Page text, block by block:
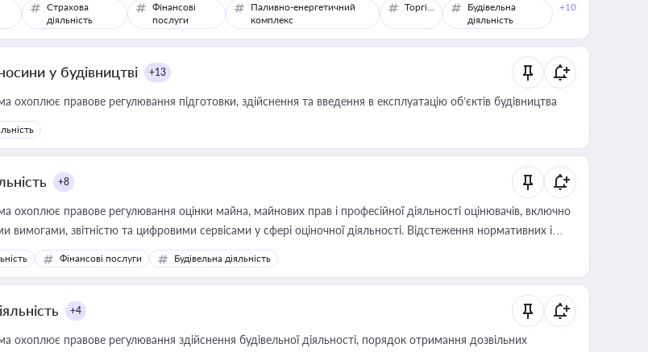
Страхова
діяльність
Фінансові
послуги
Паливно-енергетичний
комплекс
Торгівля
Будівельна
діяльність
+10
у будівництві +13
охоплює правове регулювання підготовки, здійснення та введення в експлуатацію об’єктів будівництва
+8
охоплює правове регулювання оцінки майна, майнових прав і професійної діяльності оцінювачів, включно
вимогами, звітністю та цифровими сервісами у сфері оціночної діяльності. Відстеження нормативних і
сфері корисне для власника бізнесу, керівника, юриста або бухгалтера під час оподаткування,
державного майна, корпоративних угод і перевірки статусу суб'єктів оціночної діяльності
Фінансові послуги Будівельна діяльність
+4
охоплює правове регулювання здійснення будівельної діяльності, порядок отримання дозвільних